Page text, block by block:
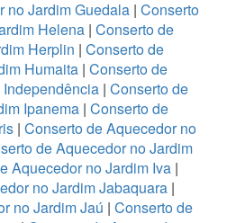
no Jardim Guedala| Conserto
Helena| Conserto de
Herplin | Conserto de
Humaita| Conserto de
| Conserto de
Ipanema| Conserto de
| Conserto de Aquecedor no
de Aquecedor no Jardim
Aquecedor no Jardim Iva |
no Jardim Jabaquara|
no Jardim Jaú | Conserto de